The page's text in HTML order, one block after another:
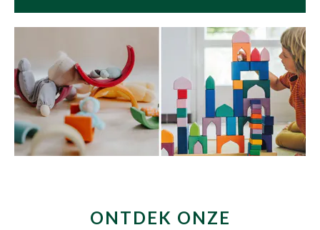
Lifestyle
Onderweg
Miniatuurfietsen
Merken
ONTDEK ONZE